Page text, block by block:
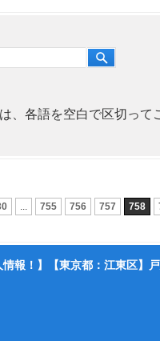
、各語を空白で区切って
... 755 756 757 758
報！】【東京都：江東区】